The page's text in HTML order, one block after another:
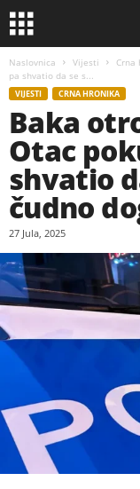
Naslovnica Vijesti Crna
pa shvatio da se s...
VIJESTI CRNA HRONIKA
Baka
Otac
shvatio
čudno
27 Jula, 2025